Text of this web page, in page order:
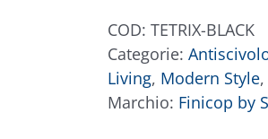
COD: TETRIX-BLACK
Categorie:
Living, Modern Style,
Marchio: Finicop by